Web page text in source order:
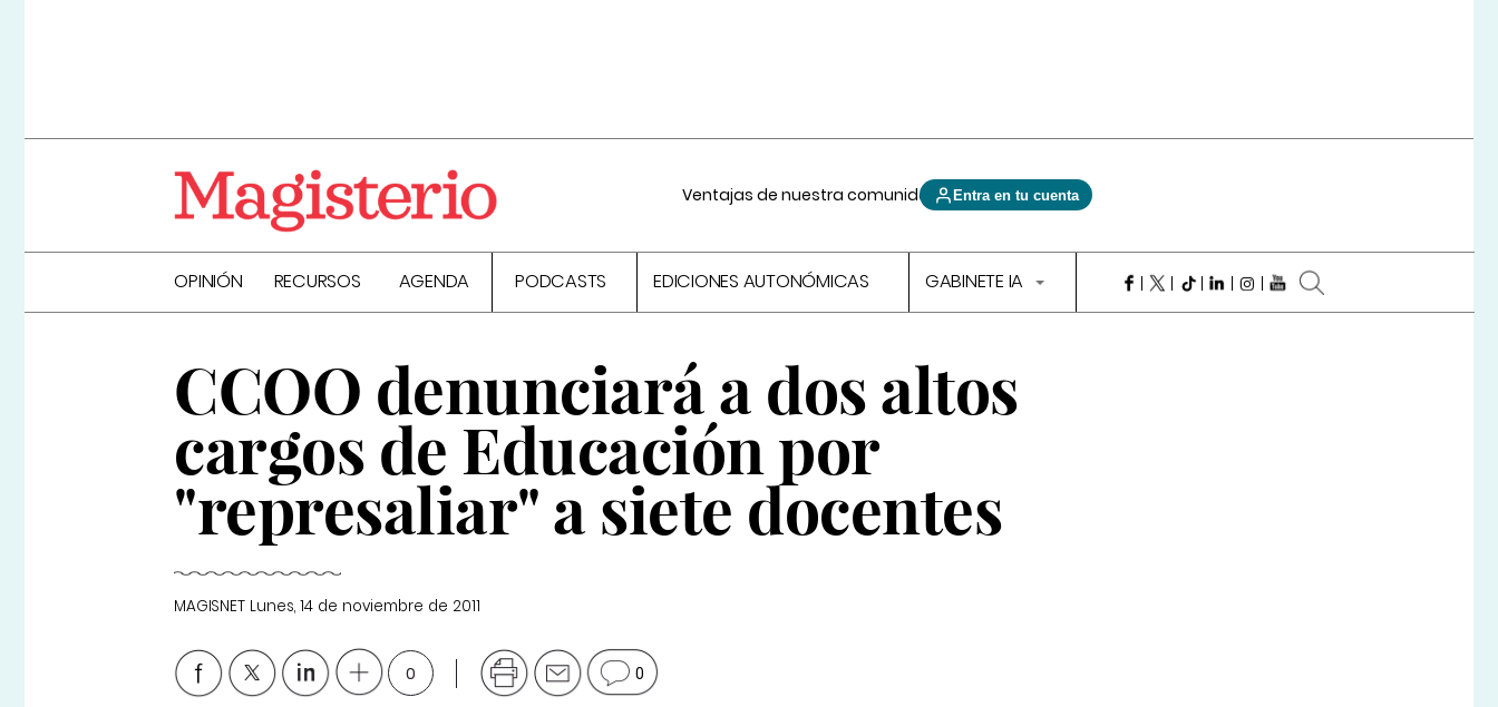
Ventajas de nuestra comunidad Entra en tu cuenta
OPINIÓN RECURSOS AGENDA PODCASTS EDICIONES AUTONÓMICAS GABINETE IA
CCOO denunciará a dos altos
cargos de Educación por
"represaliar" a siete docentes
MAGISNET Lunes, 14 de noviembre de 2011
0 0